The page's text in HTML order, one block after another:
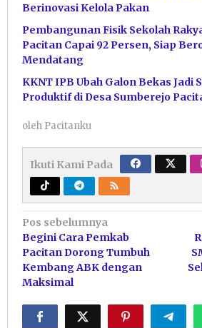
Berinovasi Kelola Pakan
Pembangunan Fisik Sekolah
Pacitan Capai 92 Persen, Siap
Mendatang
KKNT IPB Ubah Galon Bekas Jadi
Produktif di Desa Sumberejo
oleh Pacitanku
Ikuti Kami Pada
Navigasi
pos
Pos sebelumnya
Begini Cara Pemkab
Pacitan Dorong Tumbuh
Kembang ABK dengan
Maksimal